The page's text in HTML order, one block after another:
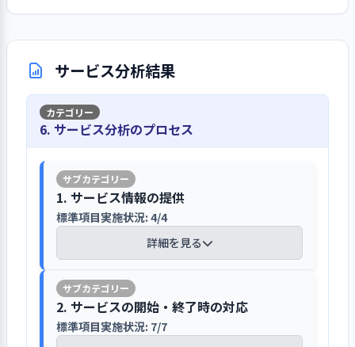
業務分担、通年担当業務、行事担当
表、定例会議、定例委員会が記載さ
れ、担当者や開催時期、検討内容、開
催時期が明文化されている。また、取
り組むべき方向性についても、事業計
画会議、職員会議等によって伝達さ
ものとなっている。事業計画会議等は
会議録として記録している。こうした
一連の流れにより、経営層はリーダー
シップを発揮し、事業所を牽引してい
軽費老人ホームの制度や存在意義を再認
識し、実践力を高めることを課題として
いる
将来的な大規模修繕の更なる精査、経年
て、法人では2018～2027年度までの中
長期計画を策定し、事業所では中長期
計画を踏まえ単年度の事業計画を作成
ら7年度までの3か年計画(短期ビジョン)
を記載し、建物、施設整備、利用者、
行政、事業の項目に分けて、具体的な
数値目標を掲げている。特に、将来的
に建物の大規模修繕を見込んでいる
が、更に綿密な精査が必要と認識する
ほか、あわせて経年劣化箇所の早期対
応を視野に入れている。一方、予算に
ついても事業計画を踏まえた予算編成
員会議等の場を通じて、定期的な確認
に努めている。
利用者の苦情等の窓口は、施設内掲示や
重要事項説明書、事業計画書で明示され
利用者の苦情等への対応は、法人で苦
情解決規定を定め、契約時に契約書、
重要事項説明書で、説明し、同意の署
名と捺印を得ている。重要事項説明書
と事業計画書では、事業所の窓口とし
て責任者、担当者名、東社協の運営適
正化委員会の連絡先、第三者委員の氏
名と連絡先等が掲載され、相談窓口の
情報は施設内にも掲示されている。意
の把握と周知に努めている。発生した
法人策定のBCPに基づき独自の計画を
策定しているが、実効性のある計画と
するため定期的な見直しも進めたいと
している。事故等の発生時には、報告
じて職員会議を開催している。
利用者の個人情報は、法人の個人情報保
護規程を踏まえ、厳格な対応に努めてい
利用者情報の収集、利用等について
は、個人情報保護法に基づき、法人の
「個人情報保護規程」を踏まえ、契約
は、法人と事業所での採用と２通りで
実施し、東村山市社協の福祉の仕事面
員の平均年齢は54歳と、平均在職年数
も5.6年となっている。有資格者も多
く、多職種連携が進められている。前
年度は３名ずつの採用と退職があり、
は、人的サービス面から職員の確保と
人材の育成、接遇マナーの徹底等を掲
げている。なお、職員の異動や配置等
については、異動希望調査や人事考課
面接を通じて、検討の上、適材適所の
職員調査においても、給与規程に基づく
キャリアパス体系への理解度が83％と高
1. 事業所の理念・基本方針の実現を図る上での重要課
題について、前年度具体的な目標を設定して取り組
る（その１）
【前年度の重要課題に対する組織的な活
動（評価機関によるまとめ）】
課題・目標・・生活不安がある高齢者の
受け皿として軽費老人ホームの存在意義
は高い。今後もそのあり方を含め内外に
発信する。
取り組み・・①市内で行なわれる福祉イ
サービス分析結果
6. サービス分析のプロセス
1. サービス情報の提供
標準項目実施状況: 4/4
詳細を見る
【講評】
ホームページやパンフレット等で、積
2. サービスの開始・終了時の対応
標準項目実施状況: 7/7